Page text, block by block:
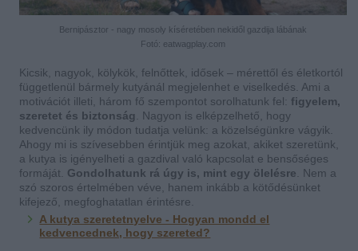
Bernipásztor - nagy mosoly kíséretében nekidől gazdija lábának
Fotó: eatwagplay.com
Kicsik, nagyok, kölykök, felnőttek, idősek – mérettől és életkortól
függetlenül bármely kutyánál megjelenhet e viselkedés. Ami a
motivációt illeti, három fő szempontot sorolhatunk fel:figyelem,
szeretet és biztonság
. Nagyon is elképzelhető, hogy
kedvencünk ily módon tudatja velünk: a közelségünkre vágyik.
Ahogy mi is szívesebben érintjük meg azokat, akiket szeretünk,
a kutya is igényelheti a gazdival való kapcsolat e bensőséges
formáját. Gondolhatunk rá úgy is, mint egy ölelésre . Nem a
szó szoros értelmében véve, hanem inkább a kötődésünket
kifejező, megfoghatatlan érintésre.
A kutya szeretetnyelve - Hogyan mondd el
kedvencednek, hogy szereted?